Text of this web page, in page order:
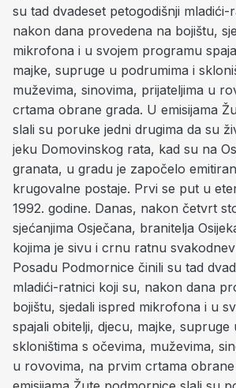
su tad dvadeset petogodišnji mladići-
nakon dana provedena na bojištu,
mikrofona i u svojem programu
majke, supruge u podrumima i
muževima, sinovima, prijateljima u
crtama obrane grada. U emisijama
slali su poruke jedni drugima da su
jeku Domovinskog rata, kad su na
granata, u gradu je započelo
krugovalne postaje. Prvi se put u
1992. godine. Danas, nakon četvrt
sjećanjima Osječana, branitelja
kojima je sivu i crnu ratnu
Posadu Podmornice činili su tad
mladići-ratnici koji su, nakon dana
bojištu, sjedali ispred mikrofona i u
spajali obitelji, djecu, majke, supruge
skloništima s očevima, muževima,
u rovovima, na prvim crtama obrane